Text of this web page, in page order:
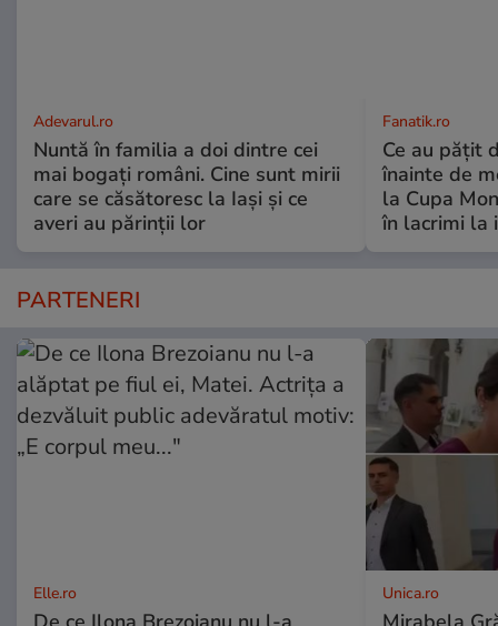
Adevarul.ro
Nuntă în familia a doi dintre cei
mai bogați români. Cine sunt mirii
care se căsătoresc la Iași și ce
averi au părinții lor
Fanatik.ro
Ce au pățit
înainte de
la Cupa
în lacrimi la
PARTENERI
Elle.ro Unica.ro